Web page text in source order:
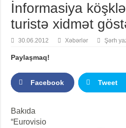
İnformasiya
turistə xidmət
30.06.2012 Xəbərlər Şərh
Paylaşmaq!
Facebook Tweet
Bakıda
“Eurovisio